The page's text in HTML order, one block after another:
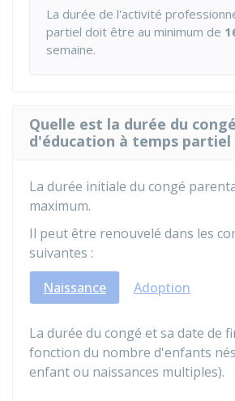
La durée de l'activité
partiel doit être au minimum de
semaine.
Quelle est la durée du
d'éducation à temps partiel
La durée initiale du congé
maximum.
Il peut être renouvelé dans les
suivantes :
Naissance
Adoption
La durée du congé et sa date de
fonction du nombre d'enfants
enfant ou naissances multiples).